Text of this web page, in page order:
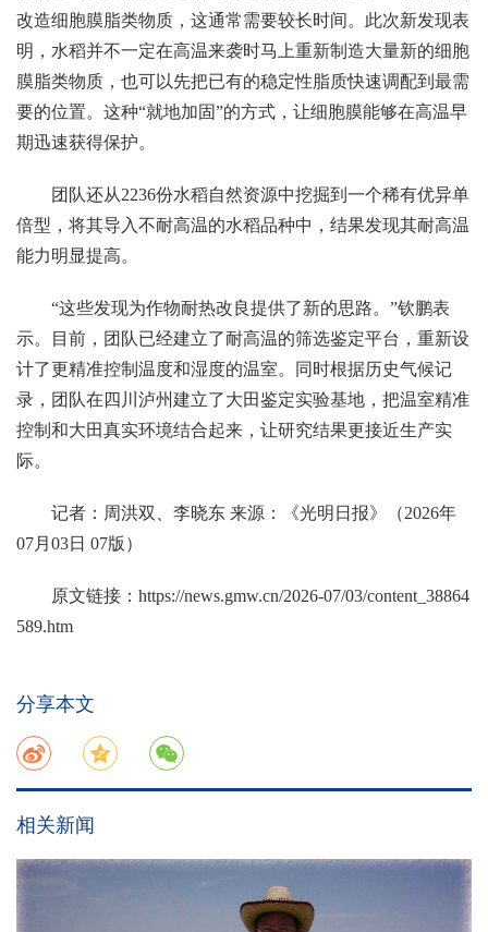
改造细胞膜脂类物质，这通常需要较长时间。此次新发现表
明，水稻并不一定在高温来袭时马上重新制造大量新的细胞
膜脂类物质，也可以先把已有的稳定性脂质快速调配到最需
要的位置。这种“就地加固”的方式，让细胞膜能够在高温早
期迅速获得保护。
团队还从2236份水稻自然资源中挖掘到一个稀有优异单
倍型，将其导入不耐高温的水稻品种中，结果发现其耐高温
能力明显提高。
“这些发现为作物耐热改良提供了新的思路。”钦鹏表
示。目前，团队已经建立了耐高温的筛选鉴定平台，重新设
计了更精准控制温度和湿度的温室。同时根据历史气候记
录，团队在四川泸州建立了大田鉴定实验基地，把温室精准
控制和大田真实环境结合起来，让研究结果更接近生产实
际。
记者：周洪双、李晓东 来源：《光明日报》（2026年
07月03日 07版）
原文链接： https://news.gmw.cn/2026-07/03/content_38864
589.htm
分享本文
相关新闻